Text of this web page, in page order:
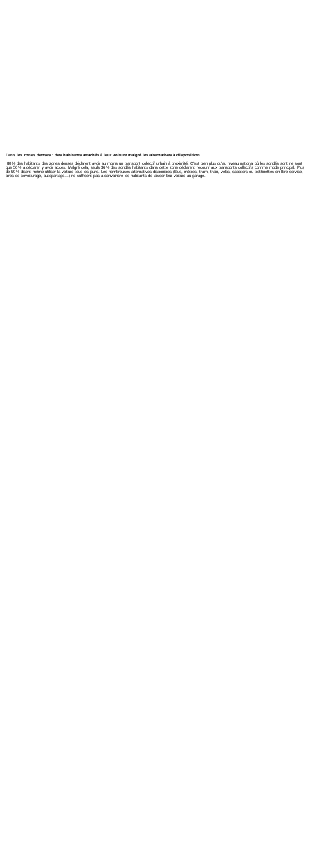
Dans les zones denses : des habitants attachés à leur voiture malgré les alternatives à disposition
80 % des habitants des zones denses déclarent avoir au moins un transport collectif urbain à proximité. C’est bien plus qu’au niveau national où les sondés sont ne sont
que 56 % à déclarer y avoir accès. Malgré cela, seuls 36 % des sondés habitants dans cette zone déclarent recourir aux transports collectifs comme mode principal. Plus
de 59 % disent même utiliser la voiture tous les jours. Les nombreuses alternatives disponibles (Bus, métros, tram, train, vélos, scooters ou trottinettes en libre-service,
aires de covoiturage, autopartage…) ne suffisent pas à convaincre les habitants de laisser leur voiture au garage.